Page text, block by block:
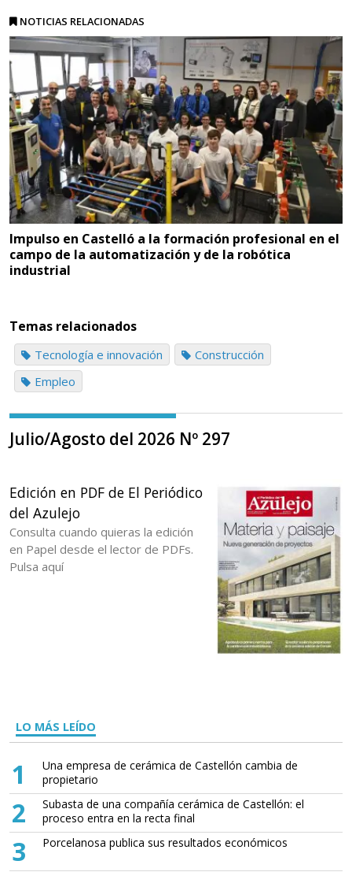
NOTICIAS RELACIONADAS
Impulso en Castelló a la formación profesional en el
campo de la automatización y de la robótica
industrial
Temas relacionados
Tecnología e innovación
Construcción
Empleo
Julio/Agosto del 2026 Nº 297
Edición en PDF de El Periódico
del Azulejo
Consulta cuando quieras la edición
en Papel desde el lector de PDFs.
Pulsa aquí
LO MÁS LEÍDO
1
Una empresa de cerámica de Castellón cambia de
propietario
2
Subasta de una compañía cerámica de Castellón: el
proceso entra en la recta final
3 Porcelanosa publica sus resultados económicos